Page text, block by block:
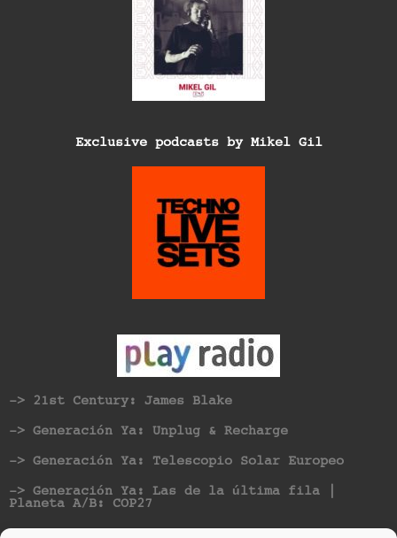
Exclusive podcasts by Mikel Gil
-> 21st Century: James Blake
-> Generación Ya: Unplug & Recharge
-> Generación Ya: Telescopio Solar Europeo
-> Generación Ya: Las de la última fila |
Planeta A/B: COP27